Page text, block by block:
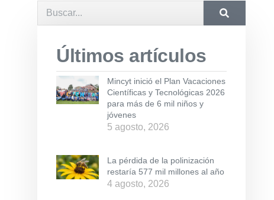
Últimos artículos
Mincyt inició el Plan Vacaciones
Científicas y Tecnológicas 2026
para más de 6 mil niños y
jóvenes
5 agosto, 2026
La pérdida de la polinización
restaría 577 mil millones al año
4 agosto, 2026